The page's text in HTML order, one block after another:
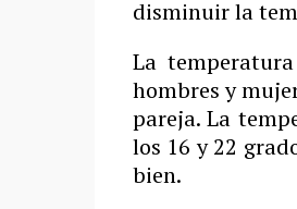
disminuir la
La
hombres y
pareja. La
los 16 y 22
bien.